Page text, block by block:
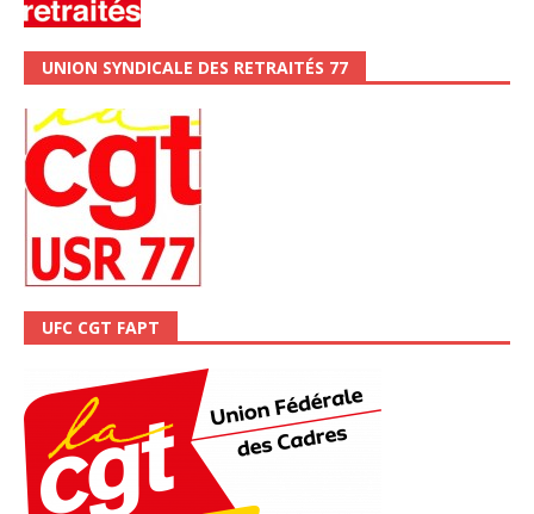
UNION SYNDICALE DES RETRAITÉS 77
UFC CGT FAPT